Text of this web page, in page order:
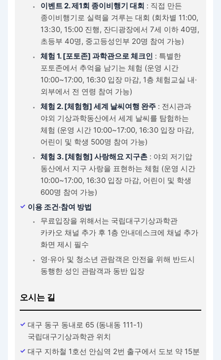
이벤트 2. 제1회 종이비행기 대회 : 직접 만든
종이비행기로 실력을 겨루는 대회 (회차별 11:00,
13:30, 15:00 진행, 잔디광장에서 7세 이하 40명,
초등부 40명, 중고등성인부 20명 참여 가능)
체험 1. [포토존] 과학관으로 체크인 : 특별한
포토존에서 추억을 남기는 체험 (운영 시간
10:00~17:00, 16:30 입장 마감, 1층 체험교실 내·
외부에서 전 연령 참여 가능)
체험 2. [체험형] 세계 날씨여행 완주 : 전시관과
야외 기상과학동산에서 세계 날씨를 탐험하는
체험 (운영 시간 10:00~17:00, 16:30 입장 마감,
어린이 및 학생 500명 참여 가능)
체험 3. [체험형] 사랑해요 지구촌 : 야외 저기압
동산에서 지구 사랑을 표현하는 체험 (운영 시간
10:00~17:00, 16:30 입장 마감, 어린이 및 학생
600명 참여 가능)
이용 조건·참여 방법
무료입장을 위해서는 국립대구기상과학관
카카오 채널 추가 후 1층 안내데스크에 채널 추가
화면 제시 필수
영·유아 및 청소년 관람객은 안전을 위해 반드시
동행한 성인 관람객과 동반 입장
오시는 길
대구 동구 동내로 65 (동내동 111-1)
국립대구기상과학관 위치
대구 지하철 1호선 안심역 2번 출구에서 도보 약 15분